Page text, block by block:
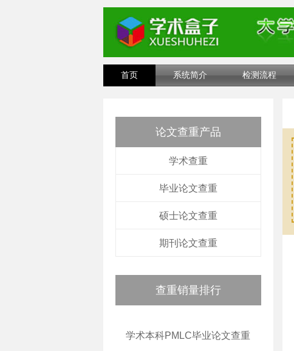
首页 系统简介 检测流程
论文查重产品
学术查重
毕业论文查重
硕士论文查重
期刊论文查重
查重销量排行
学术本科PMLC毕业论文查重